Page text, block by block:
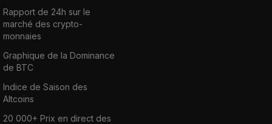
Rapport de 24h sur le
marché des crypto-
monnaies
Graphique de la Dominance
de BTC
Indice de Saison des
Altcoins
20 000+ Prix en direct des